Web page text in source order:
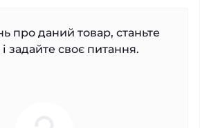
про даний товар, станьте
задайте своє питання.